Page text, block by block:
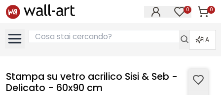
0 0
IA
Stampa su vetro acrilico Sisi & Seb -
Delicato - 60x90 cm